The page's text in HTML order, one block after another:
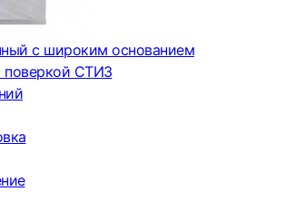
с широким основанием
поверкой СТИЗ